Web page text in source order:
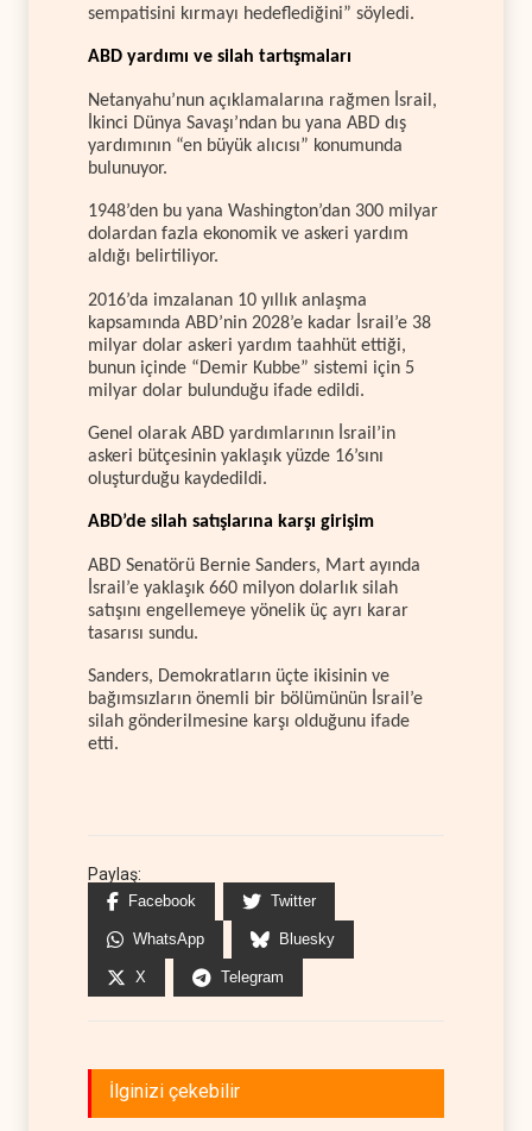
sempatisini kırmayı hedeflediğini” söyledi.
ABD yardımı ve silah tartışmaları
Netanyahu’nun açıklamalarına rağmen İsrail,
İkinci Dünya Savaşı’ndan bu yana ABD dış
yardımının “en büyük alıcısı” konumunda
bulunuyor.
1948’den bu yana Washington’dan 300 milyar
dolardan fazla ekonomik ve askeri yardım
aldığı belirtiliyor.
2016’da imzalanan 10 yıllık anlaşma
kapsamında ABD’nin 2028’e kadar İsrail’e 38
milyar dolar askeri yardım taahhüt ettiği,
bunun içinde “Demir Kubbe” sistemi için 5
milyar dolar bulunduğu ifade edildi.
Genel olarak ABD yardımlarının İsrail’in
askeri bütçesinin yaklaşık yüzde 16’sını
oluşturduğu kaydedildi.
ABD’de silah satışlarına karşı girişim
ABD Senatörü Bernie Sanders, Mart ayında
İsrail’e yaklaşık 660 milyon dolarlık silah
satışını engellemeye yönelik üç ayrı karar
tasarısı sundu.
Sanders, Demokratların üçte ikisinin ve
bağımsızların önemli bir bölümünün İsrail’e
silah gönderilmesine karşı olduğunu ifade
etti.
Paylaş:
Facebook Twitter
WhatsApp Bluesky
X Telegram
İlginizi çekebilir